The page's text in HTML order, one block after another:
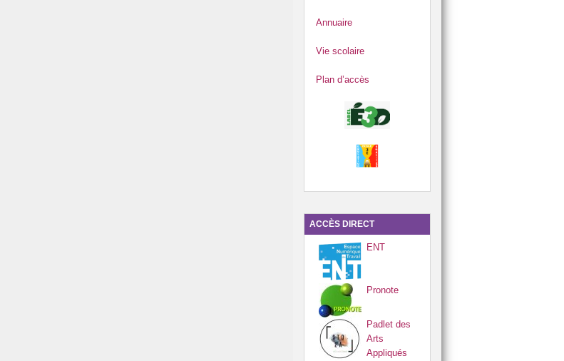
Annuaire
Vie scolaire
Plan d’accès
ACCÈS DIRECT
ENT
Pronote
Padlet des
Arts
Appliqués